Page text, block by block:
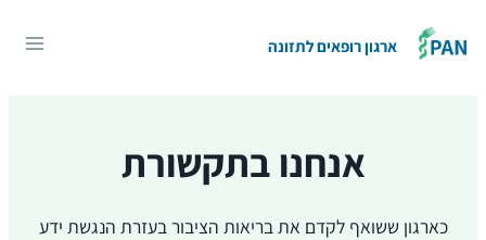
ארגון רופאים לתזונה
אנחנו בתקשורת
כארגון ששואף לקדם את בריאות הציבור בעזרת הנגשת ידע